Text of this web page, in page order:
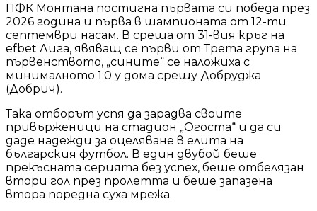
ПФК Монтана постигна първата си победа през
2026 година и първа в шампионата от 12-ти
септември насам. В среща от 31-вия кръг на
efbet Лига, явяващ се първи от Трета група на
първенството, „сините“ се наложиха с
минималното 1:0 у дома срещу Добруджа
(Добрич).
Така отборът успя да зарадва своите
привърженици на стадион „Огоста“ и да си
даде надежди за оцеляване в елита на
българския футбол. В един двубой беше
прекъсната серията без успех, беше отбелязан
втори гол през пролетта и беше запазена
втора поредна суха мрежа.